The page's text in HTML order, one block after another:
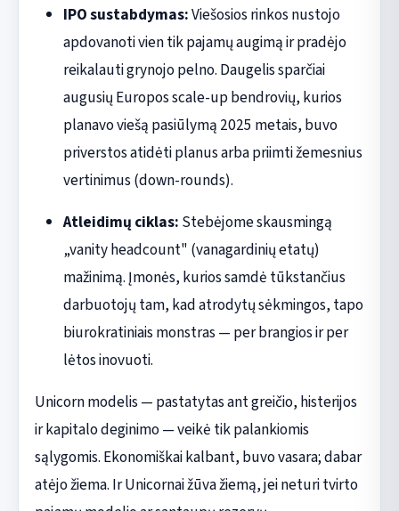
IPO sustabdymas:Viešosios rinkos nustojo
apdovanoti vien tik pajamų augimą ir pradėjo
reikalauti grynojo pelno. Daugelis sparčiai
augusių Europos scale-up bendrovių, kurios
planavo viešą pasiūlymą 2025 metais, buvo
priverstos atidėti planus arba priimti žemesnius
vertinimus (down-rounds).
Atleidimų ciklas: Stebėjome skausmingą
„vanity headcount" (vanagardinių etatų)
mažinimą. Įmonės, kurios samdė tūkstančius
darbuotojų tam, kad atrodytų sėkmingos, tapo
biurokratiniais monstras — per brangios ir per
lėtos inovuoti.
Unicorn modelis — pastatytas ant greičio, histerijos
ir kapitalo deginimo — veikė tik palankiomis
sąlygomis. Ekonomiškai kalbant, buvo vasara; dabar
atėjo žiema. Ir Unicornai žūva žiemą, jei neturi tvirto